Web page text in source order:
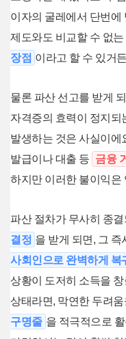
이자의 굴레에서 단번에
제도와도 비교할 수 없는
장점 이라고 할 수 있거
물론 파산 선고를 받게
자격증의 효력이 정지되
발생하는 것은 사실이에
발급이나 대출 등 금융
하지만 이러한 불이익은
파산 절차가 무사히 종
결정 을 받게 되면, 그 즉
사회인으로 완벽하게 복
상황이 도저히 소득을
상태라면, 막연한 두려
구명줄 을 적극적으로